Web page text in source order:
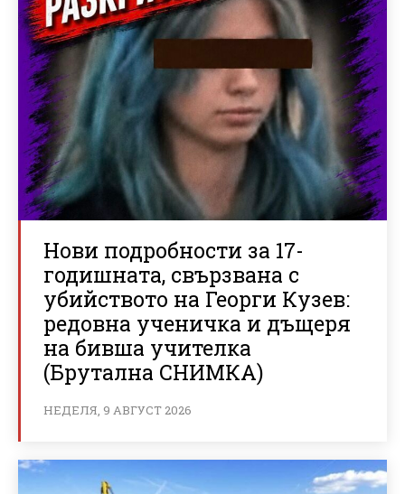
Нови подробности за 17-
годишната, свързвана с
убийството на Георги Кузев:
редовна ученичка и дъщеря
на бивша учителка
(Брутална СНИМКА)
НЕДЕЛЯ, 9 АВГУСТ 2026